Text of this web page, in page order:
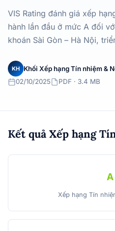
VIS Rating đánh giá xếp
hành lần đầu ở mức A đối
khoán Sài Gòn – Hà Nội,
KH
Khối Xếp hạng Tín nhiệm &
02/10/2025
PDF · 3.4 MB
Kết quả Xếp hạng
A
Xếp hạng Tín